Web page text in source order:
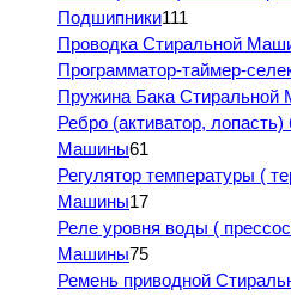
Подшипники111
Проводка Стиральной
Программатор-таймер-
Пружина Бака
Ребро (активатор,
Машины61
Регулятор температуры (
Машины17
Реле уровня воды (
Машины75
Ремень приводной